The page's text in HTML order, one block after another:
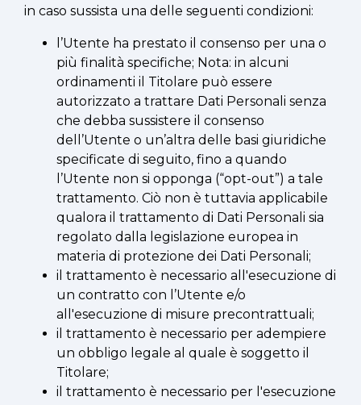
in caso sussista una delle seguenti condizioni:
l’Utente ha prestato il consenso per una o
più finalità specifiche; Nota: in alcuni
ordinamenti il Titolare può essere
autorizzato a trattare Dati Personali senza
che debba sussistere il consenso
dell’Utente o un’altra delle basi giuridiche
specificate di seguito, fino a quando
l’Utente non si opponga (“opt-out”) a tale
trattamento. Ciò non è tuttavia applicabile
qualora il trattamento di Dati Personali sia
regolato dalla legislazione europea in
materia di protezione dei Dati Personali;
il trattamento è necessario all'esecuzione di
un contratto con l’Utente e/o
all'esecuzione di misure precontrattuali;
il trattamento è necessario per adempiere
un obbligo legale al quale è soggetto il
Titolare;
il trattamento è necessario per l'esecuzione